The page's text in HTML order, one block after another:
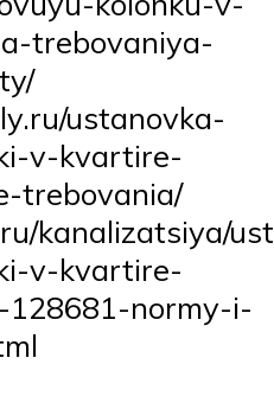
trebovaniya-
ustanovka-
v-kvartire-
trebovania/
kanalizatsiya/
v-kvartire-
128681-normy-i-